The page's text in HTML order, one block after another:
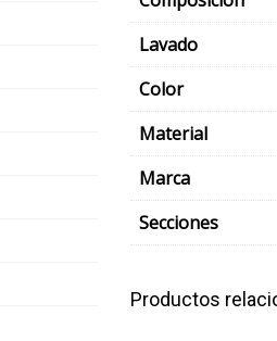
Lavado
Color
Material
Marca
Secciones
Productos